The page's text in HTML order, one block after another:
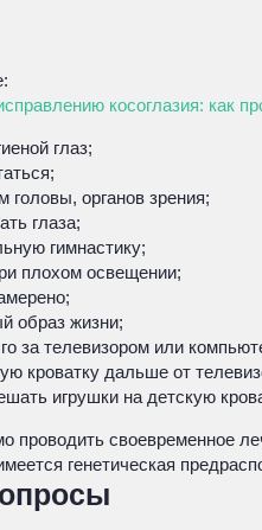
косоглазия: как
глаз;
головы, органов зрения;
глаза;
гимнастику;
плохом освещении;
образ жизни;
за телевизором или
кроватку дальше от
игрушки на детскую
проводить своевременное
генетическая